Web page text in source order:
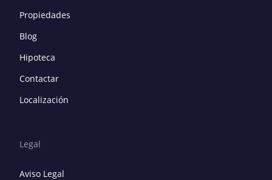
Propiedades
Blog
Hipoteca
Contactar
Localización
Legal
Aviso Legal